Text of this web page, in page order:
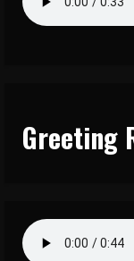
Greeting